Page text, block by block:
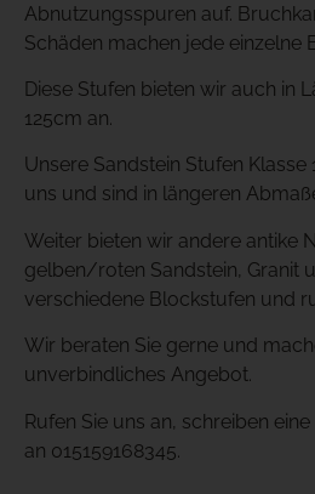
Abnutzungsspuren auf.
Schäden machen jede einzelne
Diese Stufen bieten wir auch in
125cm an.
Unsere Sandstein Stufen Klasse
uns und sind in längeren
Weiter bieten wir andere antike
gelben/roten Sandstein, Granit
verschiedene Blockstufen und
Wir beraten Sie gerne und
unverbindliches Angebot.
Rufen Sie uns an, schreiben
an 015159168345.